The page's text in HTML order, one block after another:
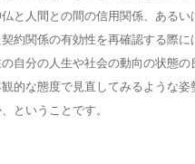
と人間との間の信用関係、あるい
約関係の有効性を再確認する際に
自分の人生や社会の動向の状態の
的な態度で見直してみるような姿
ということです。